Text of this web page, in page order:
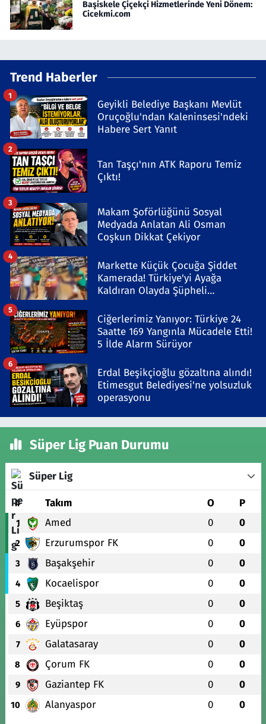
Başiskele Çiçekçi Hizmetlerinde Yeni Dönem:
Cicekmi.com
Trend Haberler
Geyikli Belediye Başkanı Mevlüt
Oruçoğlu'ndan Kaleninsesi'ndeki
Habere Sert Yanıt
1
Tan Taşçı'nın ATK Raporu Temiz
Çıktı!
2
Makam Şoförlüğünü Sosyal
Medyada Anlatan Ali Osman
Coşkun Dikkat Çekiyor
3
Markette Küçük Çocuğa Şiddet
Kamerada! Türkiye'yi Ayağa
Kaldıran Olayda Şüpheli
4
Ciğerlerimiz Yanıyor: Türkiye 24
Saatte 169 Yangınla Mücadele Etti!
5 İlde Alarm Sürüyor
5
Erdal Beşikçioğlu gözaltına alındı!
Etimesgut Belediyesi'ne yolsuzluk
operasyonu
6
Süper Lig Puan Durumu
Süper Lig
# Takım O P
1 Amed 0 0
2 Erzurumspor FK 0 0
3 Başakşehir 0 0
4 Kocaelispor 0 0
5 Beşiktaş 0 0
6 Eyüpspor 0 0
7 Galatasaray 0 0
8 Çorum FK 0 0
9 Gaziantep FK 0 0
10 Alanyaspor 0 0